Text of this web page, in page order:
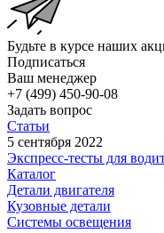
Будьте в курсе наших
Подписаться
Ваш менеджер
+7 (499) 450-90-08
Задать вопрос
Статьи
5 сентября 2022
Экспресс-тесты для
Каталог
Детали двигателя
Кузовные детали
Системы освещения